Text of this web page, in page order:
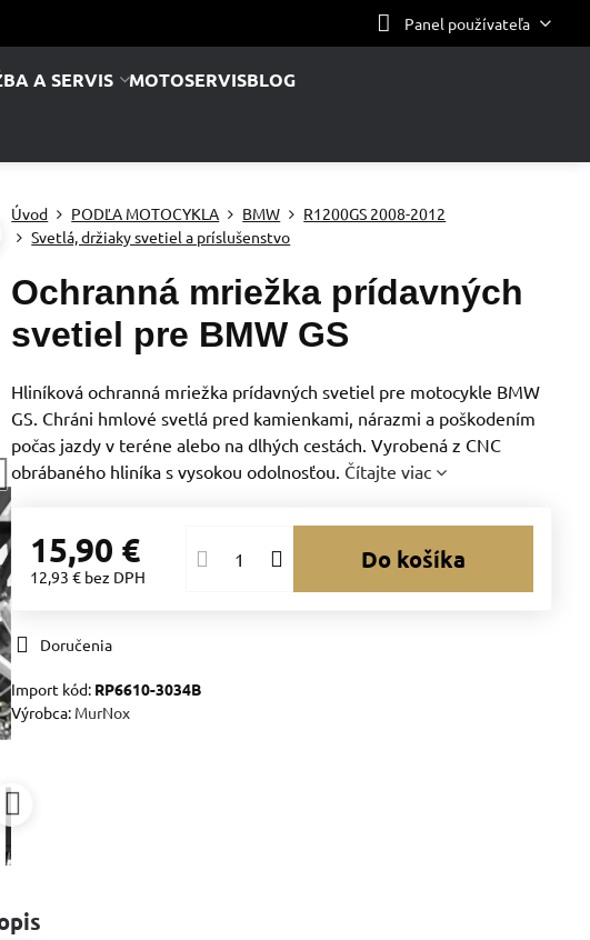
Panel používateľa
A SERVIS MOTOSERVISBLOG
Úvod PODĽA MOTOCYKLA BMW
R1200GS 2008-2012
Svetlá, držiaky svetiel a príslušenstvo
Ochranná mriežka prídavných
svetiel pre BMW GS
Hliníková ochranná mriežka prídavných svetiel pre motocykle BMW
GS. Chráni hmlové svetlá pred kamienkami, nárazmi a poškodením
počas jazdy v teréne alebo na dlhých cestách. Vyrobená z CNC
obrábaného hliníka s vysokou odolnosťou. Čítajte viac
15,90 €
12,93 € bez DPH
Do košíka
Doručenia
Import kód: RP6610-3034B
Výrobca: MurNox